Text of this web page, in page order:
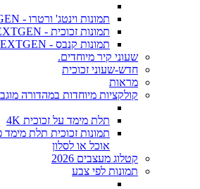
תמונות וינטג' ורטרו - NEXTGEN
תמונות זכוכית - NEXTGEN
תמונות קנבס - NEXTGEN
שעוני קיר מיוחדים.
חדש-שעוני זכוכית
מראות
קולקציות מיוחדות במהדורה
תלת מימד על זכוכית 4K
תמונות זכוכית תלת מימד
אוכל או לסלון
קטלוג מעצבים 2026
תמונות לפי צבע